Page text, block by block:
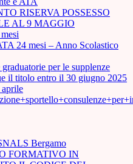
RISERVA POSSESSO
AL 9 MAGGIO
24 mesi – Anno Scolastico
per le supplenze
il titolo entro il 30 giugno 2025
Bergamo
FORMATIVO IN